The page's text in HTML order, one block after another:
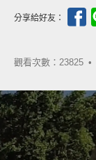
分享給好友：
觀看次數：23825 •